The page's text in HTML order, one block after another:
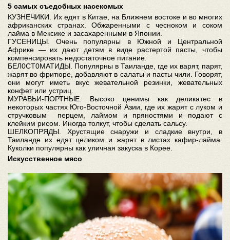
5 самых съедобных насекомых
КУЗНЕЧИКИ. Их едят в Китае, на Ближнем востоке и во многих
африканских странах. Обжаренными с чесноком и соком
лайма в Мексике и засахаренными в Японии.
ГУСЕНИЦЫ. Очень популярны в Южной и Центральной
Африке — их дают детям в виде растертой пасты, чтобы
компенсировать недостаточное питание.
БЕЛ0СТ0МАТИДЫ. Популярны в Таиланде, где их варят, парят,
жарят во фритюре, добавляют в салаты и пасты чили. Говорят,
они могут иметь вкус жевательной резинки, жевательных
конфет или устриц.
МУРАВЬИ-ПОРТНЫЕ. Высоко ценимы как деликатес в
некоторых частях Юго-Восточной Азии, где их жарят с луком и
стручковым перцем, лаймом и пряностями и подают с
клейким рисом. Иногда толкут, чтобы сделать сальсу.
ШЕЛКОПРЯДЫ. Хрустящие снаружи и сладкие внутри, в
Таиланде их едят целиком и жарят в листах кафир-лайма.
Куколки популярны как уличная закуска в Корее.
Искусственное мясо